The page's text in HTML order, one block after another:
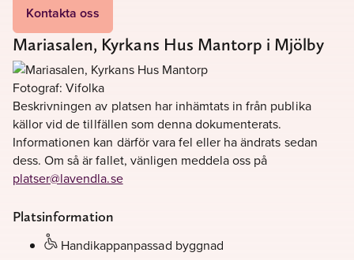
Kontakta oss
Mariasalen, Kyrkans Hus Mantorp i Mjölby
Fotograf: Vifolka
Beskrivningen av platsen har inhämtats in från publika
källor vid de tillfällen som denna dokumenterats.
Informationen kan därför vara fel eller ha ändrats sedan
dess. Om så är fallet, vänligen meddela oss på
platser@lavendla.se
Platsinformation
Handikappanpassad byggnad